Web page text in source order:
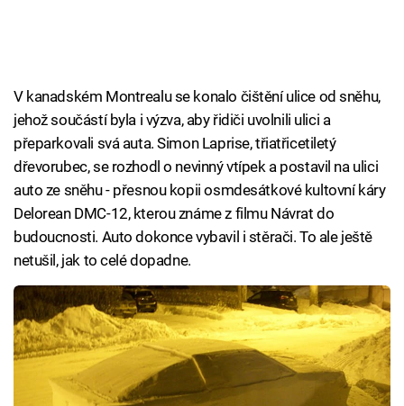
V kanadském Montrealu se konalo čištění ulice od sněhu,
jehož součástí byla i výzva, aby řidiči uvolnili ulici a
přeparkovali svá auta. Simon Laprise, třiatřicetiletý
dřevorubec, se rozhodl o nevinný vtípek a postavil na ulici
auto ze sněhu - přesnou kopii osmdesátkové kultovní káry
Delorean DMC-12, kterou známe z filmu Návrat do
budoucnosti. Auto dokonce vybavil i stěrači. To ale ještě
netušil, jak to celé dopadne.